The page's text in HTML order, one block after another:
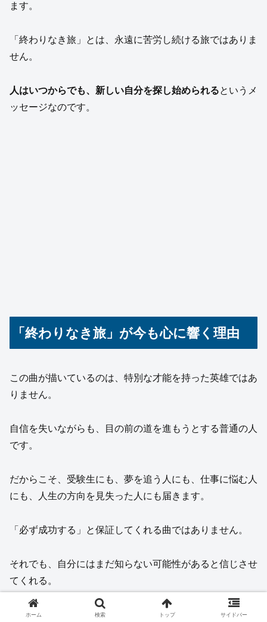
ます。
「終わりなき旅」とは、永遠に苦労し続ける旅ではありま
せん。
人はいつからでも、新しい自分を探し始められるというメ
ッセージなのです。
「終わりなき旅」が今も心に響く理由
この曲が描いているのは、特別な才能を持った英雄ではあ
りません。
自信を失いながらも、目の前の道を進もうとする普通の人
です。
だからこそ、受験生にも、夢を追う人にも、仕事に悩む人
にも、人生の方向を見失った人にも届きます。
「必ず成功する」と保証してくれる曲ではありません。
それでも、自分にはまだ知らない可能性があると信じさせ
てくれる。
結果ではなく、挑戦し続ける姿そのものに価値があると教
ホーム 検索 トップ サイドバー